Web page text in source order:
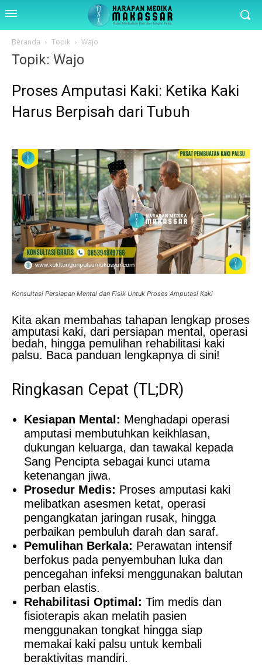
Beranda Topik Wajo
Topik: Wajo
Proses Amputasi Kaki: Ketika Kaki
Harus Berpisah dari Tubuh
Konsultasi Persiapan Mental dan Fisik Untuk Proses Amputasi Kaki
Kita akan membahas tahapan lengkap proses
amputasi kaki, dari persiapan mental, operasi
bedah, hingga pemulihan rehabilitasi kaki
palsu. Baca panduan lengkapnya di sini!
Ringkasan Cepat (TL;DR)
Kesiapan Mental: Menghadapi operasi
amputasi membutuhkan keikhlasan,
dukungan keluarga, dan tawakal kepada
Sang Pencipta sebagai kunci utama
ketenangan jiwa.
Prosedur Medis: Proses amputasi kaki
melibatkan asesmen ketat, operasi
pengangkatan jaringan rusak, hingga
perbaikan pembuluh darah dan saraf.
Pemulihan Berkala: Perawatan intensif
berfokus pada penyembuhan luka dan
pencegahan infeksi menggunakan balutan
perban elastis.
Rehabilitasi Optimal: Tim medis dan
fisioterapis akan melatih pasien
menggunakan tongkat hingga siap
memakai kaki palsu untuk kembali
beraktivitas mandiri.